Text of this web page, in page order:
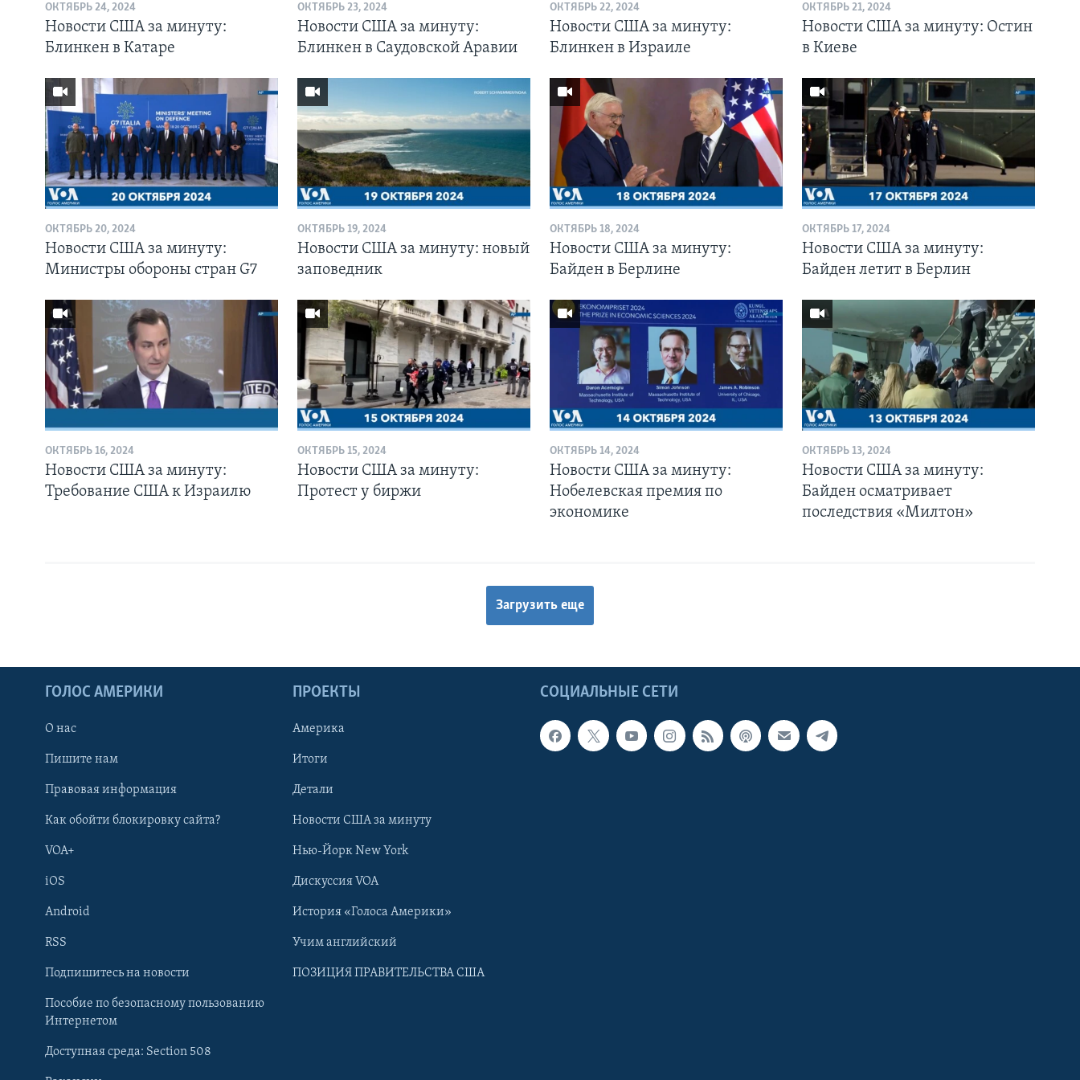
Learning English
ОКТЯБРЬ 24, 2024
Новости США за минуту:
Блинкен в Катаре
ОКТЯБРЬ 23, 2024
Новости США за минуту:
Блинкен в Саудовской Аравии
ОКТЯБРЬ 22, 2024
Новости США за минуту:
Блинкен в Израиле
ОКТЯБРЬ 21, 2024
Новости США за минуту: Остин
в Киеве
ОКТЯБРЬ 20, 2024
Новости США за минуту:
Министры обороны стран G7
ОКТЯБРЬ 19, 2024
Новости США за минуту: новый
заповедник
ОКТЯБРЬ 18, 2024
Новости США за минуту:
Байден в Берлине
ОКТЯБРЬ 17, 2024
Новости США за минуту:
Байден летит в Берлин
ОКТЯБРЬ 16, 2024
Новости США за минуту:
Требование США к Израилю
ОКТЯБРЬ 15, 2024
Новости США за минуту:
Протест у биржи
ОКТЯБРЬ 14, 2024
Новости США за минуту:
Нобелевская премия по
экономике
ОКТЯБРЬ 13, 2024
Новости США за минуту:
Байден осматривает
последствия «Милтон»
Загрузить еще
СОЦИАЛЬНЫЕ СЕТИ
ГОЛОС АМЕРИКИ
О нас
Пишите нам
Правовая информация
Как обойти блокировку сайта?
VOA+
iOS
Android
RSS
Подпишитесь на новости
Пособие по безопасному пользованию
Интернетом
Доступная среда: Section 508
ПРОЕКТЫ
Америка
Итоги
Детали
Новости США за минуту
Нью-Йорк New York
Дискуссия VOA
История «Голоса Америки»
Учим английский
ПОЗИЦИЯ ПРАВИТЕЛЬСТВА США